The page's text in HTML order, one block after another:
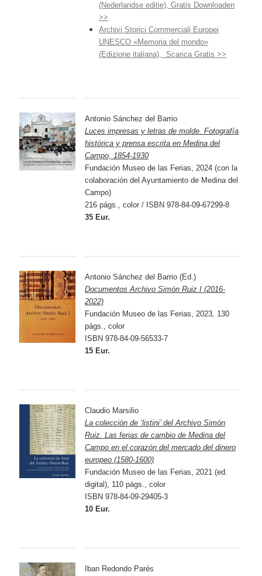
(Nederlandse editie), Gratis Downloaden
>>
Archivi Storici Commerciali Europei
UNESCO «Memoria del mondo»
(Edizione italiana), Scarica Gratis >>
Antonio Sánchez del Barrio
Luces impresas y letras de molde. Fotografía
histórica y prensa escrita en Medina del
Campo, 1854-1930
Fundación Museo de las Ferias, 2024 (con la
colaboración del Ayuntamiento de Medina del
Campo)
216 págs., color / ISBN 978-84-09-67299-8
35 Eur.
Antonio Sánchez del Barrio (Ed.)
Documentos Archivo Simón Ruiz I (2016-
2022)
Fundación Museo de las Ferias, 2023, 130
págs., color
ISBN 978-84-09-56533-7
15 Eur.
Claudio Marsilio
La colección de ‘listini’ del Archivo Simón
Ruiz. Las ferias de cambio de Medina del
Campo en el corazón del mercado del dinero
europeo (1580-1600)
Fundación Museo de las Ferias, 2021 (ed.
digital), 110 págs., color
ISBN 978-84-09-29405-3
10 Eur.
Iban Redondo Parés